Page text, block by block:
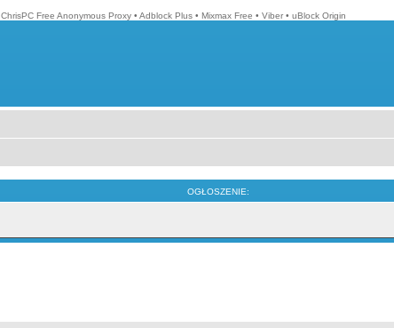
ChrisPC Free Anonymous Proxy • Adblock Plus • Mixmax Free • Viber • uBlock Origin
OGŁOSZENIE: